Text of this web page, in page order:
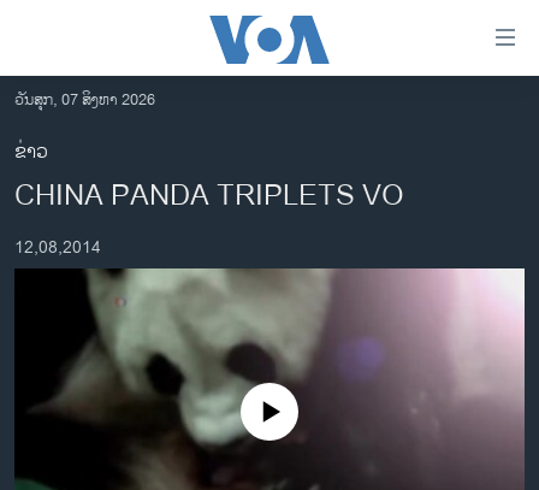
ເຂົ້າ
ຫາ
ຂ້າມ
ຂ້າມ
ໄປ
ອາເມຣິກາ
ການເລືອກຕັ້ງ ປະທານາທີບໍດີ ສະຫະລັດ 2024
ເອເຊຍ
ອິດສະຫຼະພາບດ້ານການຂ່າວ
ຊີວິດຊາວລາວ
ວັນສຸກ, 07 ສິງຫາ 2026
ຂ່າວ
CHINA PANDA TRIPLETS VO
12,08,2014
No media source currently available